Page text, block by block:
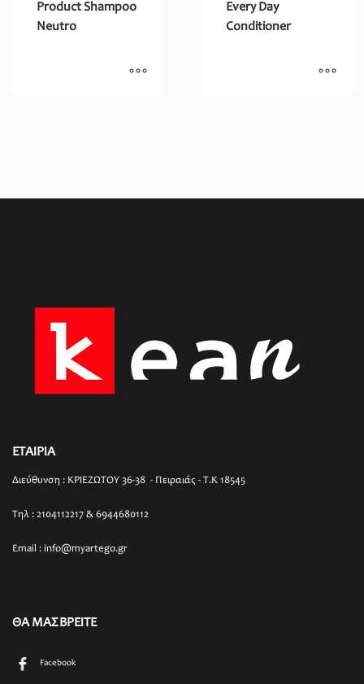
Product Shampoo
Neutro
Every Day
Conditioner
ΕΤΑΙΡΙΑ
Διεύθυνση : ΚΡΙΕΖΩΤΟΥ 36-38 - Πειραιάς - T.K 18545
Τηλ : 2104112217 & 6944680112
Email : info@myartego.gr
ΘΑ ΜΑΣ ΒΡΕΙΤΕ
Facebook